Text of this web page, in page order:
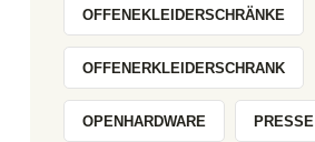
OFFENEKLEIDERSCHRÄNKE
OFFENERKLEIDERSCHRANK
OPENHARDWARE PRESSE